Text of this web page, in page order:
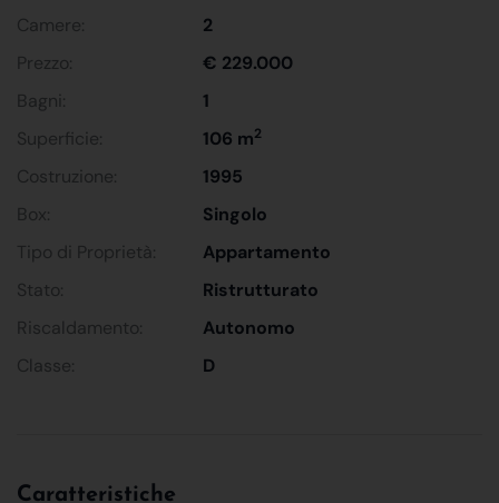
Camere:
2
Prezzo:
€ 229.000
Bagni:
1
Superficie:
106 m2
Costruzione:
1995
Box:
Singolo
Tipo di Proprietà:
Appartamento
Stato:
Ristrutturato
Riscaldamento:
Autonomo
Classe:
D
Caratteristiche